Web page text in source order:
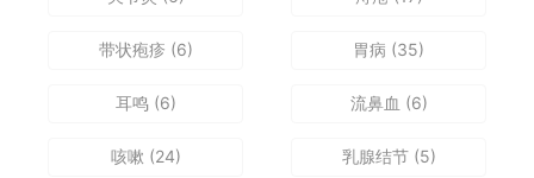
带状疱疹 (6) 胃病 (35)
耳鸣(6) 流鼻血 (6)
咳嗽 (24) 乳腺结节(5)